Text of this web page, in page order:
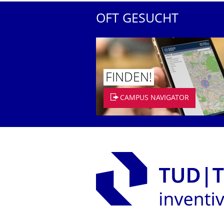
OFT GESUCHT
FINDEN!
CAMPUS NAVIGATOR